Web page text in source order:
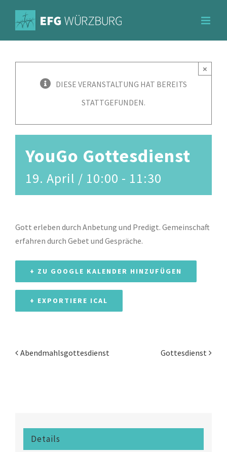
Inhalt
×
DIESE VERANSTALTUNG HAT BEREITS
STATTGEFUNDEN.
YouGo Gottesdienst
19. April / 10:00 - 11:30
Gott erleben durch Anbetung und Predigt. Gemeinschaft
erfahren durch Gebet und Gespräche.
+ ZU GOOGLE KALENDER HINZUFÜGEN
+ EXPORTIERE ICAL
Veranstaltung
Abendmahlsgottesdienst Gottesdienst
Details